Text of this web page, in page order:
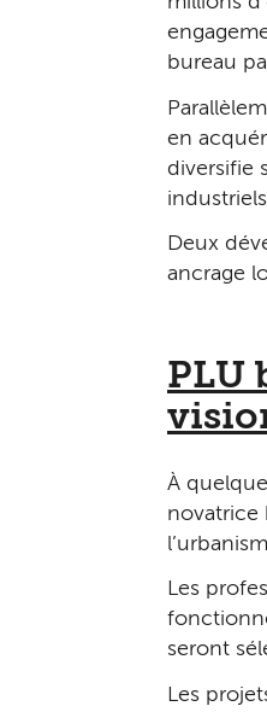
bureau
en
diversifie
Deux
ancrage
PLU
À
novatrice
Les
seront
Les